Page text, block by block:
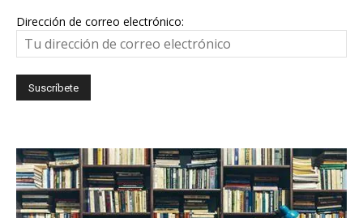
Dirección de correo electrónico: